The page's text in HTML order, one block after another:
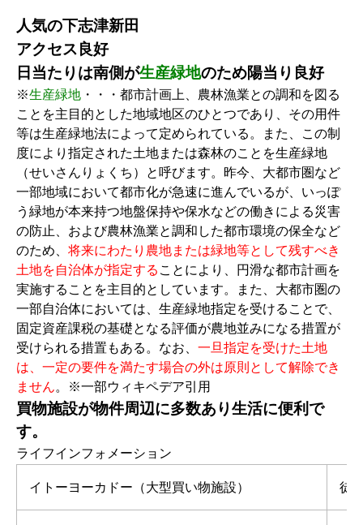
人気の下志津新田
アクセス良好
日当たりは南側が生産緑地のため陽当り良好
※生産緑地 ・・・都市計画上、農林漁業との調和を図る
ことを主目的とした地域地区のひとつであり、その用件
等は生産緑地法によって定められている。また、この制
度により指定された土地または森林のことを生産緑地
（せいさんりょくち）と呼びます。昨今、大都市圏など
一部地域において都市化が急速に進んでいるが、いっぽ
う緑地が本来持つ地盤保持や保水などの働きによる災害
の防止、および農林漁業と調和した都市環境の保全など
のため、 将来にわたり農地または緑地等として残すべき
土地を自治体が指定する ことにより、円滑な都市計画を
実施することを主目的としています。また、大都市圏の
一部自治体においては、生産緑地指定を受けることで、
固定資産課税の基礎となる評価が農地並みになる措置が
受けられる措置もある。なお、 一旦指定を受けた土地
は、一定の要件を満たす場合の外は原則として解除でき
ません。※一部ウィキペデア引用
買物施設が物件周辺に多数あり生活に便利で
す。
ライフインフォメーション
イトーヨーカドー（大型買い物施設） 徒